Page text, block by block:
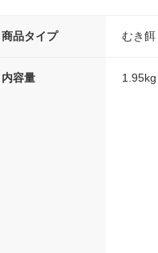
商品タイプ むき餌
内容量